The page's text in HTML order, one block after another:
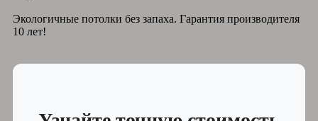
Экологичные потолки без запаха. Гарантия производителя
10 лет!